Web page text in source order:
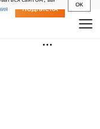
OK
ПОДПИСКА